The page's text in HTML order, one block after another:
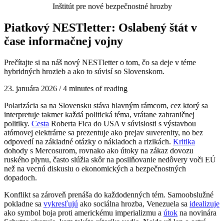
Inštitút pre nové bezpečnostné hrozby
Piatkový NESTletter: Oslabený štát v
čase informačnej vojny
Prečítajte si na náš nový NESTletter o tom, čo sa deje v téme
hybridných hrozieb a ako to súvisí so Slovenskom.
23. januára 2026 /4 minutes of reading
Polarizácia sa na Slovensku stáva hlavným rámcom, cez ktorý sa
interpretuje takmer každá politická téma, vrátane zahraničnej
politiky. Cesta Roberta Fica do USA v súvislosti s výstavbou
atómovej elektrárne sa prezentuje ako prejav suverenity, no bez
odpovedí na základné otázky o nákladoch a rizikách. Kritika
dohody s Mercosurom, rovnako ako útoky na zákaz dovozu
ruského plynu, často slúžia skôr na posilňovanie nedôvery voči EÚ
než na vecnú diskusiu o ekonomických a bezpečnostných
dopadoch.
Konflikt sa zároveň prenáša do každodenných tém. Samoobslužné
pokladne sa vykresľujú ako sociálna hrozba, Venezuela sa idealizuje
ako symbol boja proti americkému imperializmu a útok na novinára